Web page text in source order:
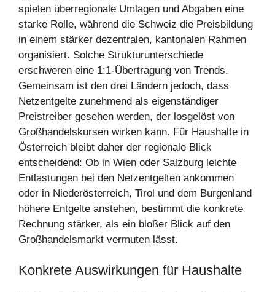
spielen überregionale Umlagen und Abgaben eine
starke Rolle, während die Schweiz die Preisbildung
in einem stärker dezentralen, kantonalen Rahmen
organisiert. Solche Strukturunterschiede
erschweren eine 1:1-Übertragung von Trends.
Gemeinsam ist den drei Ländern jedoch, dass
Netzentgelte zunehmend als eigenständiger
Preistreiber gesehen werden, der losgelöst von
Großhandelskursen wirken kann. Für Haushalte in
Österreich bleibt daher der regionale Blick
entscheidend: Ob in Wien oder Salzburg leichte
Entlastungen bei den Netzentgelten ankommen
oder in Niederösterreich, Tirol und dem Burgenland
höhere Entgelte anstehen, bestimmt die konkrete
Rechnung stärker, als ein bloßer Blick auf den
Großhandelsmarkt vermuten lässt.
Konkrete Auswirkungen für Haushalte